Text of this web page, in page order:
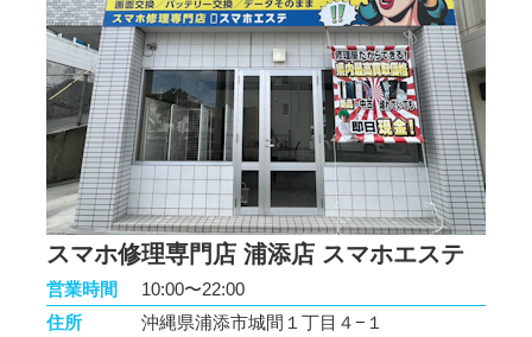
スマホ修理専門店 浦添店 スマホエステ
営業時間
10:00〜22:00
住所
沖縄県浦添市城間１丁目４−１